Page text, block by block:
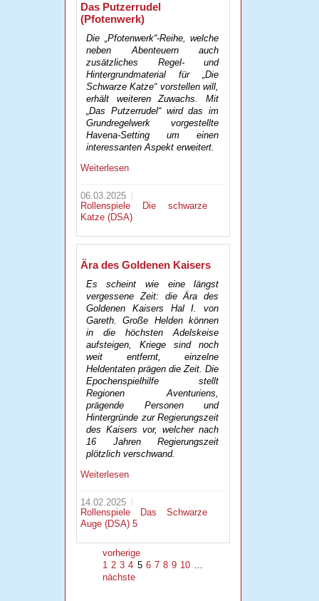
Das Putzerrudel
(Pfotenwerk)
Die „Pfotenwerk“-Reihe, welche
neben Abenteuern auch
zusätzliches Regel- und
Hintergrundmaterial für „Die
Schwarze Katze“ vorstellen will,
erhält weiteren Zuwachs. Mit
„Das Putzerrudel“ wird das im
Grundregelwerk vorgestellte
Havena-Setting um einen
interessanten Aspekt erweitert.
Weiterlesen
06.03.2025
Rollenspiele
Die schwarze
Katze (DSA)
Ära des Goldenen Kaisers
Es scheint wie eine längst
vergessene Zeit: die Ära des
Goldenen Kaisers Hal I. von
Gareth. Große Helden können
in die höchsten Adelskeise
aufsteigen, Kriege sind noch
weit entfernt, einzelne
Heldentaten prägen die Zeit. Die
Epochenspielhilfe stellt
Regionen Aventuriens,
prägende Personen und
Hintergründe zur Regierungszeit
des Kaisers vor, welcher nach
16 Jahren Regierungszeit
plötzlich verschwand.
Weiterlesen
14.02.2025
Rollenspiele Das Schwarze
Auge (DSA) 5
vorherige
1 2 3 4 5 6 7 8 9 10
nächste